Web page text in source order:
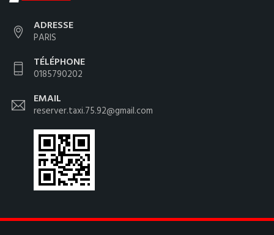
ADRESSE
PARIS
TÉLÉPHONE
0185790202
EMAIL
reserver.taxi.75.92@gmail.com